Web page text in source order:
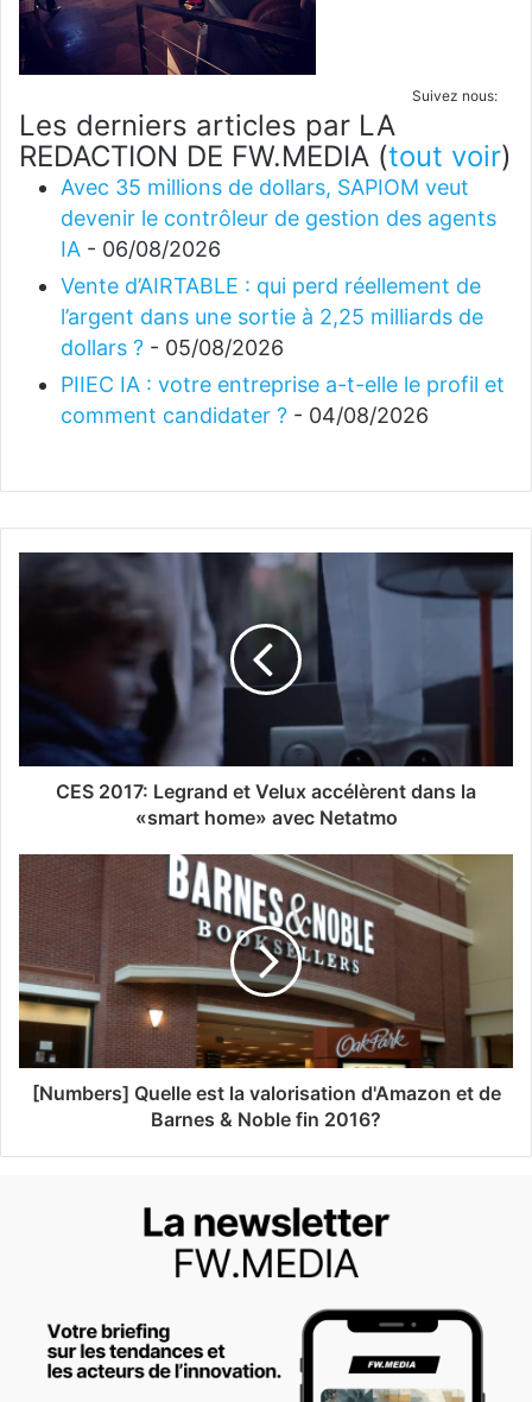
Suivez nous:
Les derniers articles par LA
REDACTION DE FW.MEDIA (tout voir)
Avec 35 millions de dollars, SAPIOM veut
devenir le contrôleur de gestion des agents
IA - 06/08/2026
Vente d’AIRTABLE : qui perd réellement de
l’argent dans une sortie à 2,25 milliards de
dollars ? - 05/08/2026
PIIEC IA : votre entreprise a-t-elle le profil et
comment candidater ? - 04/08/2026
CES 2017: Legrand et Velux accélèrent dans la
«smart home» avec Netatmo
[Numbers] Quelle est la valorisation d'Amazon et de
Barnes & Noble fin 2016?